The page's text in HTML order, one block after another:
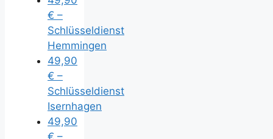
€ –
Schlüsseldienst
Hemmingen
49,90
€ –
Schlüsseldienst
Isernhagen
49,90
€ –